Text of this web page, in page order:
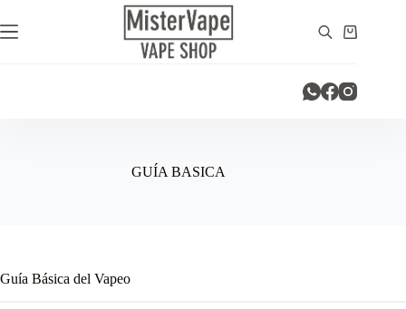
al
contenido
Carro
GUÍA BASICA
Guía Básica del Vapeo